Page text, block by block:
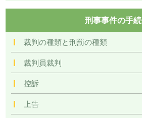
刑事事件の手続
裁判の種類と刑罰の種類
裁判員裁判
控訴
上告